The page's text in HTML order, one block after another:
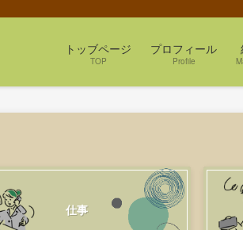
トッブページ
TOP
プロフィール
Profile
仕事